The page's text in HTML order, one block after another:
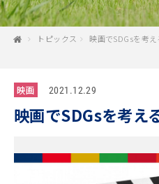
トピックス 映画でSDGsを考え
映画 2021.12.29
映画でSDGsを考え